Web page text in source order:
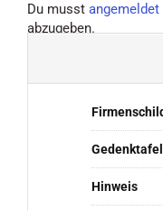
Du musst angemeldet
abzugeben.
Gedenktafel
Hinweis